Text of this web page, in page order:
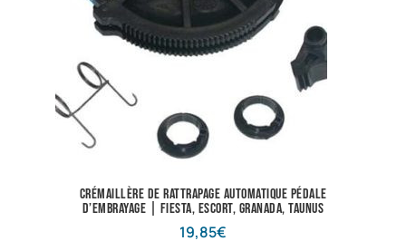
Crémaillère de rattrapage automatique pédale
d’embrayage | Fiesta, Escort, Granada, Taunus
19,85€